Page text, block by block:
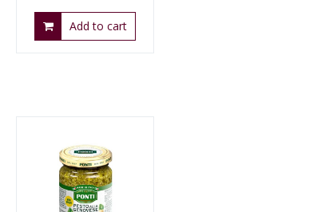
Add to cart